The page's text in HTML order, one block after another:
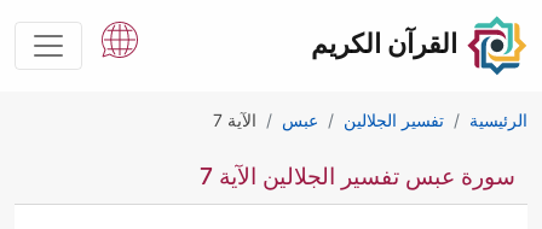
القرآن الكريم
الرئيسية تفسير الجلالين عبس الآية 7
سورة عبس تفسير الجلالين الآية 7